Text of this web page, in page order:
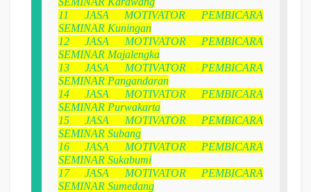
11
JASA MOTIVATOR PEMBICARA
SEMINAR Kuningan
12
JASA MOTIVATOR PEMBICARA
SEMINAR Majalengka
13
JASA MOTIVATOR PEMBICARA
SEMINAR Pangandaran
14
JASA MOTIVATOR PEMBICARA
SEMINAR Purwakarta
15
JASA MOTIVATOR PEMBICARA
SEMINAR Subang
16
JASA MOTIVATOR PEMBICARA
SEMINAR Sukabumi
17
JASA MOTIVATOR PEMBICARA
SEMINAR Sumedang